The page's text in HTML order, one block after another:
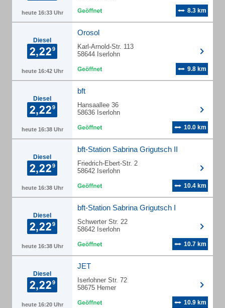
heute 16:33 Uhr 8.3 km
Diesel
heute 16:42 Uhr
Orosol
Karl-Arnold-Str. 113
58644 Iserlohn
9.8 km
Diesel
heute 16:38 Uhr
bft
Hansaallee 36
58636 Iserlohn
10.0 km
Diesel
heute 16:38 Uhr
bft-Station Sabrina Grigutsch II
Friedrich-Ebert-Str. 2
58642 Iserlohn
10.4 km
Diesel
heute 16:38 Uhr
bft-Station Sabrina Grigutsch I
Schwerter Str. 22
58642 Iserlohn
10.7 km
Diesel
heute 16:20 Uhr
JET
Iserlohner Str. 72
58675 Hemer
10.9 km